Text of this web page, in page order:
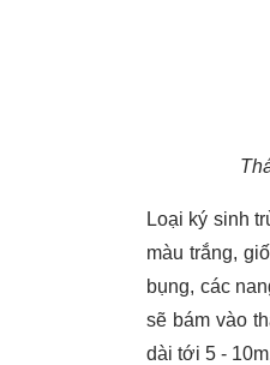
Loại ký sinh
màu trắng,
bụng, các
sẽ bám vào
dài tới 5 -